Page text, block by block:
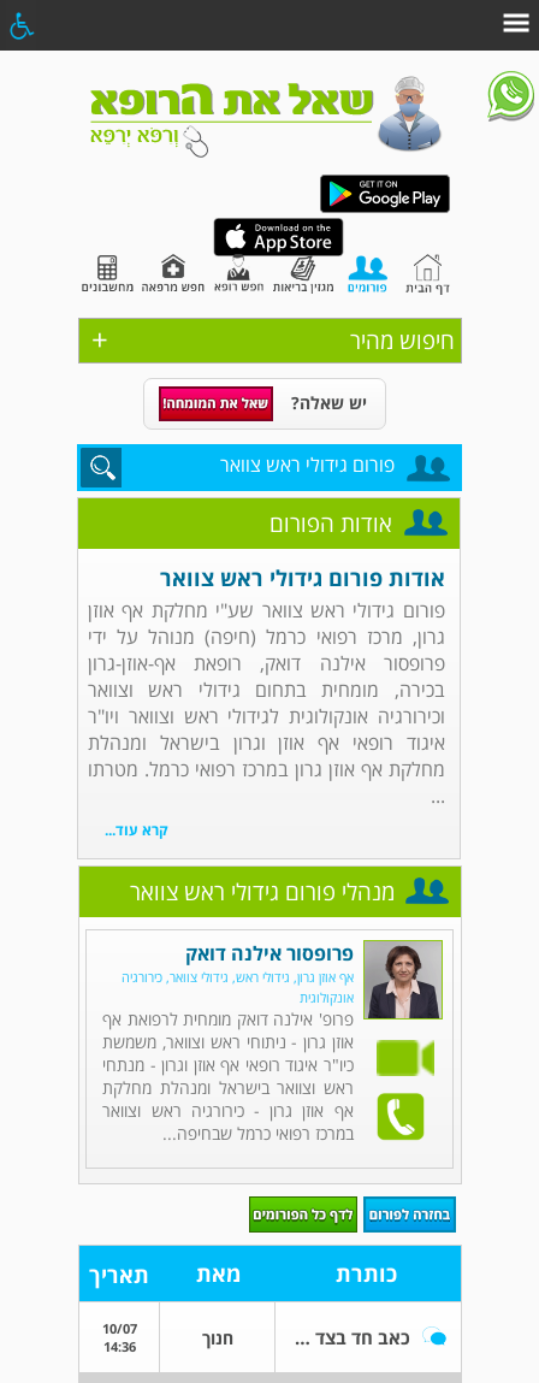
+ חיפוש מהיר
יש שאלה?
פורום גידולי ראש צוואר
אודות הפורום
אודות פורום גידולי ראש צוואר
פורום גידולי ראש צוואר שע"י מחלקת אף אוזן
גרון, מרכז רפואי כרמל (חיפה) מנוהל על ידי
פרופסור אילנה דואק, רופאת אף-אוזן-גרון
בכירה, מומחית בתחום גידולי ראש וצוואר
וכירורגיה אונקולוגית לגידולי ראש וצוואר ויו"ר
איגוד רופאי אף אוזן וגרון בישראל ומנהלת
מחלקת אף אוזן גרון במרכז רפואי כרמל. מטרתו
...
קרא עוד...
מנהלי פורום גידולי ראש צוואר
פרופסור אילנה דואק
אף אוזן גרון, גידולי ראש, גידולי צוואר, כירורגיה
אונקולוגית
פרופ' אילנה דואק מומחית לרפואת אף
אוזן גרון - ניתוחי ראש וצוואר, משמשת
כיו"ר איגוד רופאי אף אוזן וגרון - מנתחי
ראש וצוואר בישראל ומנהלת מחלקת
אף אוזן גרון - כירורגיה ראש וצוואר
במרכז רפואי כרמל שבחיפה...
כותרת מאת תאריך
כאב חד בצד הראש חנוך
10/07
14:36